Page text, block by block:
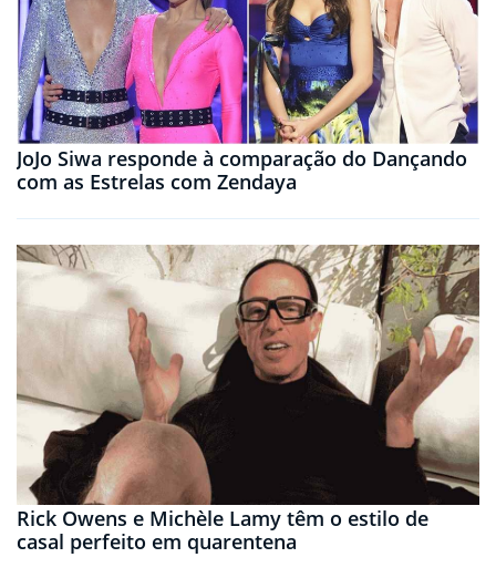
JoJo Siwa responde à comparação do Dançando
com as Estrelas com Zendaya
Rick Owens e Michèle Lamy têm o estilo de
casal perfeito em quarentena